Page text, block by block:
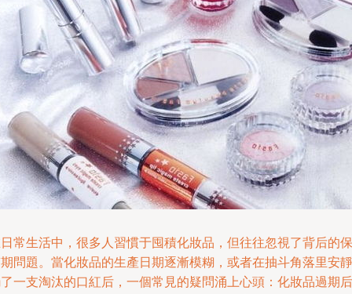
常生活中，很多人習慣于囤積化妝品，但往往忽視了背后的保
問題。當化妝品的生產日期逐漸模糊，或者在抽斗角落里安靜
一支淘汰的口紅后，一個常見的疑問涌上心頭：化妝品過期后